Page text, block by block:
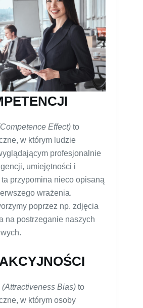
Effect) to
w którym ludzie
profesjonalnie
umiejętności i
przypomina nieco opisaną
wrażenia.
poprzez np. zdjęcia
na postrzeganie naszych
(Attractiveness Bias) to
w którym osoby